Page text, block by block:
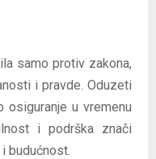
samo protiv zakona,
i pravde. Oduzeti
osiguranje u vremenu
i podrška znači
budućnost.